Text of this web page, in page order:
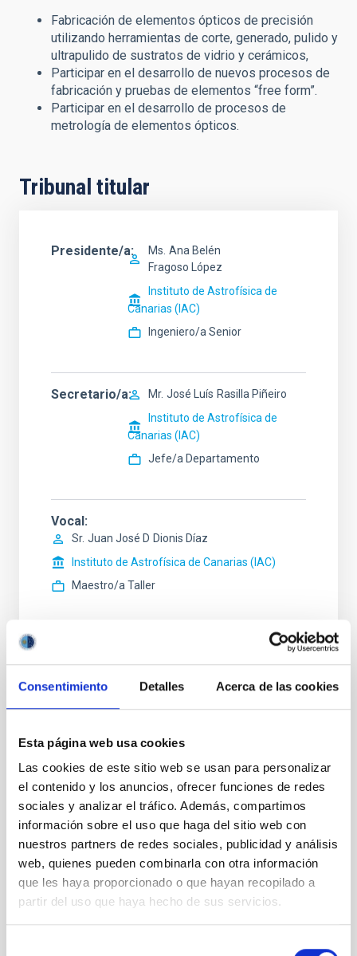
Consentimiento Detalles Acerca de las cookies
Esta página web usa cookies
Las cookies de este sitio web se usan para personalizar
el contenido y los anuncios, ofrecer funciones de redes
sociales y analizar el tráfico. Además, compartimos
información sobre el uso que haga del sitio web con
nuestros partners de redes sociales, publicidad y análisis
web, quienes pueden combinarla con otra información
que les haya proporcionado o que hayan recopilado a
partir del uso que haya hecho de sus servicios.
Fabricación de elementos ópticos de precisión
utilizando herramientas de corte, generado, pulido y
ultrapulido de sustratos de vidrio y cerámicos,
Participar en el desarrollo de nuevos procesos de
fabricación y pruebas de elementos “free form”.
Participar en el desarrollo de procesos de
metrología de elementos ópticos.
Tribunal titular
Presidente/a Ms. Ana Belén
Fragoso López
Instituto de Astrofísica de
Canarias (IAC)
Ingeniero/a Senior
Secretario/a Mr. José Luís Rasilla Piñeiro
Instituto de Astrofísica de
Canarias (IAC)
Jefe/a Departamento
Vocal
Sr. Juan José D Dionis Díaz
Instituto de Astrofísica de Canarias (IAC)
Maestro/a Taller
ESTADO
TÉCNICO/A
TITULACIÓN REQUERIDA
NIVEL ESPAÑOL TÉCNICO SUPERIOR - FP (MECES
1)
ESPECIALIDAD
ÓPTICA
PROMOCIÓN INTERNA
NO